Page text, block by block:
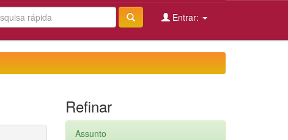
Entrar:
Refinar
Assunto